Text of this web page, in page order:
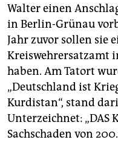
Walter einen
in Berlin-Grünau
Jahr zuvor sollen sie
Kreiswehrersatzamt
haben. Am Tatort
„Deutschland ist
Kurdistan“, stand
Unterzeichnet: „DAS
Sachschaden von